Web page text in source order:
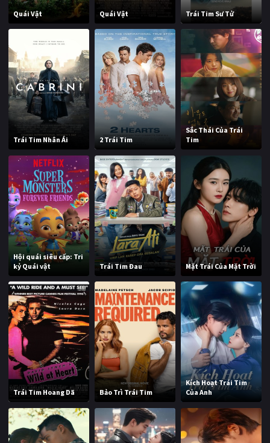
Quái Vật Quái Vật Trái Tim Sư Tử
Trái Tim Nhân Ái 2 Trái Tim
Sắc Thái Của Trái
Tim
Hội quái siêu cấp: Tri
kỷ Quái vật
Trái Tim Đau Mặt Trái Của Mặt Trời
Trái Tim Hoang Dã Bảo Trì Trái Tim
Kích Hoạt Trái Tim
Của Anh